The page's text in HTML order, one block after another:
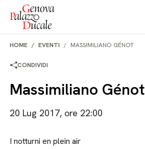
Salta al contenuto
HOME EVENTI MASSIMILIANO GÉNOT
CONDIVIDI
Massimiliano Génot
20 Lug 2017, ore 22:00
I notturni en plein air